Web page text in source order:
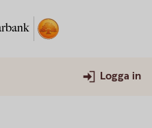
Logga in